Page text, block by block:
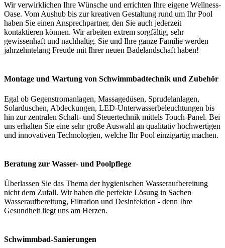
Wir verwirklichen Ihre Wünsche und errichten Ihre eigene Wellness-
Oase. Vom Aushub bis zur kreativen Gestaltung rund um Ihr Pool
haben Sie einen Ansprechpartner, den Sie auch jederzeit
kontaktieren können. Wir arbeiten extrem sorgfältig, sehr
gewissenhaft und nachhaltig. Sie und Ihre ganze Familie werden
jahrzehntelang Freude mit Ihrer neuen Badelandschaft haben!
Montage und Wartung von Schwimmbadtechnik und Zubehör
Egal ob Gegenstromanlagen, Massagedüsen, Sprudelanlagen,
Solarduschen, Abdeckungen, LED-Unterwasserbeleuchtungen bis
hin zur zentralen Schalt- und Steuertechnik mittels Touch-Panel. Bei
uns erhalten Sie eine sehr große Auswahl an qualitativ hochwertigen
und innovativen Technologien, welche Ihr Pool einzigartig machen.
Beratung zur Wasser- und Poolpflege
Überlassen Sie das Thema der hygienischen Wasseraufbereitung
nicht dem Zufall. Wir haben die perfekte Lösung in Sachen
Wasseraufbereitung, Filtration und Desinfektion - denn Ihre
Gesundheit liegt uns am Herzen.
Schwimmbad-Sanierungen